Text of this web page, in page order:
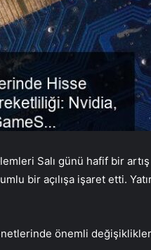
Salı günü hafif bir
bir açılışa işaret etti.
önemli